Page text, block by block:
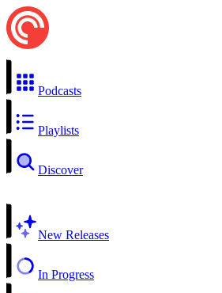
Podcasts
Playlists
Discover
New Releases
In Progress